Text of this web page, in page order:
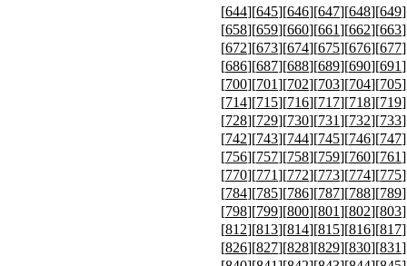
[644][645][646][647][648][649
[658][659][660][661][662][663
[672][673][674][675][676][677
[686][687][688][689][690][691
[700][701][702][703][704][705
[714][715][716][717][718][719
[728][729][730][731][732][733
[742][743][744][745][746][747
[756][757][758][759][760][761
[770][771][772][773][774][775
[784][785][786][787][788][789
[798][799][800][801][802][803
[812][813][814][815][816][817
[826][827][828][829][830][831